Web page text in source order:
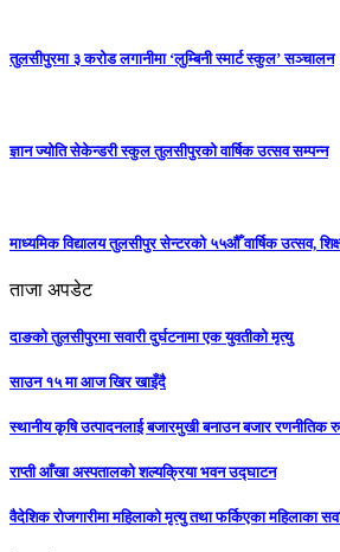
तुलसीपुरमा ३ करोड लगानीमा ‘लुम्बिनी स्मार्ट स्कुल’ सञ्चालन
ज्ञान ज्योति सेकेन्डरी स्कुल तुलसीपुरको वार्षिक उत्सव सम्पन्न
माध्यमिक विद्यालय तुलसीपुर सेन्टरको ५५औँ वार्षिक उत्सव,
ताजा अपडेट
दाङको तुलसीपुरमा सवारी दुर्घटनामा एक युवतीको मृत्यु
साउन १५ मा आज खिर खाइँदै
स्थानीय कृषि उत्पादनलाई बजारमुखी बनाउन बजार रणनीतिक
राप्ती आँखा अस्पतालको शल्यक्रिया भवन उद्घाटन
वैदेशिक रोजगारीमा महिलाको मृत्यु तथा फर्किएका महिलाका